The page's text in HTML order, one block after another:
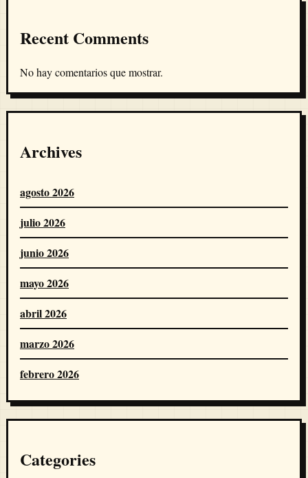
Recent Comments
No hay comentarios que mostrar.
Archives
agosto 2026
julio 2026
junio 2026
mayo 2026
abril 2026
marzo 2026
febrero 2026
Categories